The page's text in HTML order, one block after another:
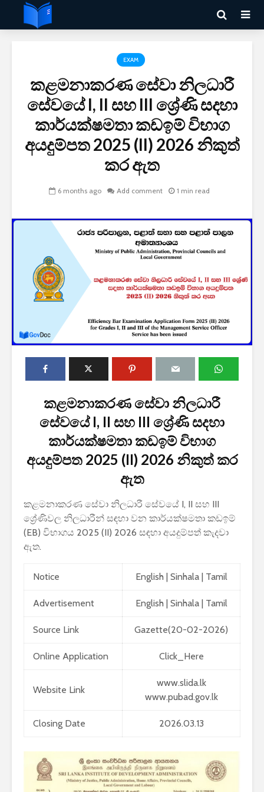
EXAM
කළමනාකරණ සේවා නිලධාරී
සේවයේ I, II සහ III ශ්‍රේණි සදහා
කාර්යක්ෂමතා කඩඉම් විභාග
අයදුම්පත 2025 (II) 2026 නිකුත්
කර ඇත
6 months ago Add comment 1 min read
කළමනාකරණ සේවා නිලධාරී
සේවයේ I, II සහ III ශ්‍රේණි සදහා
කාර්යක්ෂමතා කඩඉම් විභාග
අයදුම්පත 2025 (II) 2026 නිකුත් කර
ඇත
කළමනාකරණ සේවා නිලධාරී සේවයේ I, II සහ III
ශ්‍රේණිවල නිලධාරීන් සඳහා වන කාර්යක්ෂමතා කඩඉම්
(EB) විභාගය 2025 (II) 2026 සඳහා අයදුම්පත් කැදවා
ඇත.
Notice English | Sinhala| Tamil
Advertisement English | Sinhala| Tamil
Source Link Gazette(20-02-2026)
Online Application Click_Here
Website Link
www.slida.lk
www.pubad.gov.lk
Closing Date 2026.03.13
2027 1 ශ්‍රේණි‌යේ
අයදුම්පත, නව
චක්‍රලේඛ සහ කෝටා
මාර්ගෝපදේශ නිකුත්
කර ඇත
රාජ්‍ය, බැංකු, වෙළඳ
සහ පුර පසළොස්වක
පොහොය නිවාඩු දින
සහිත ශ්‍රී ලංකා දින
දර්ශනය (2026)
2026 වර්ෂයේ
පාසල්වල පළමු
ඇතුළත් කිරීමේ
සේවයේ II
නිලධාරීන්
2026
මිලියන 1.5 කට අධික
ග්‍රාහකයින් සම්බන්ධ
විශාලතම 5G ජාලය
ඩයලොග් දියත් කරයි
මෙවලම් ChatGPT
වෙත සම්බන්ධ කරයි.
උපාංග
කටයුතු